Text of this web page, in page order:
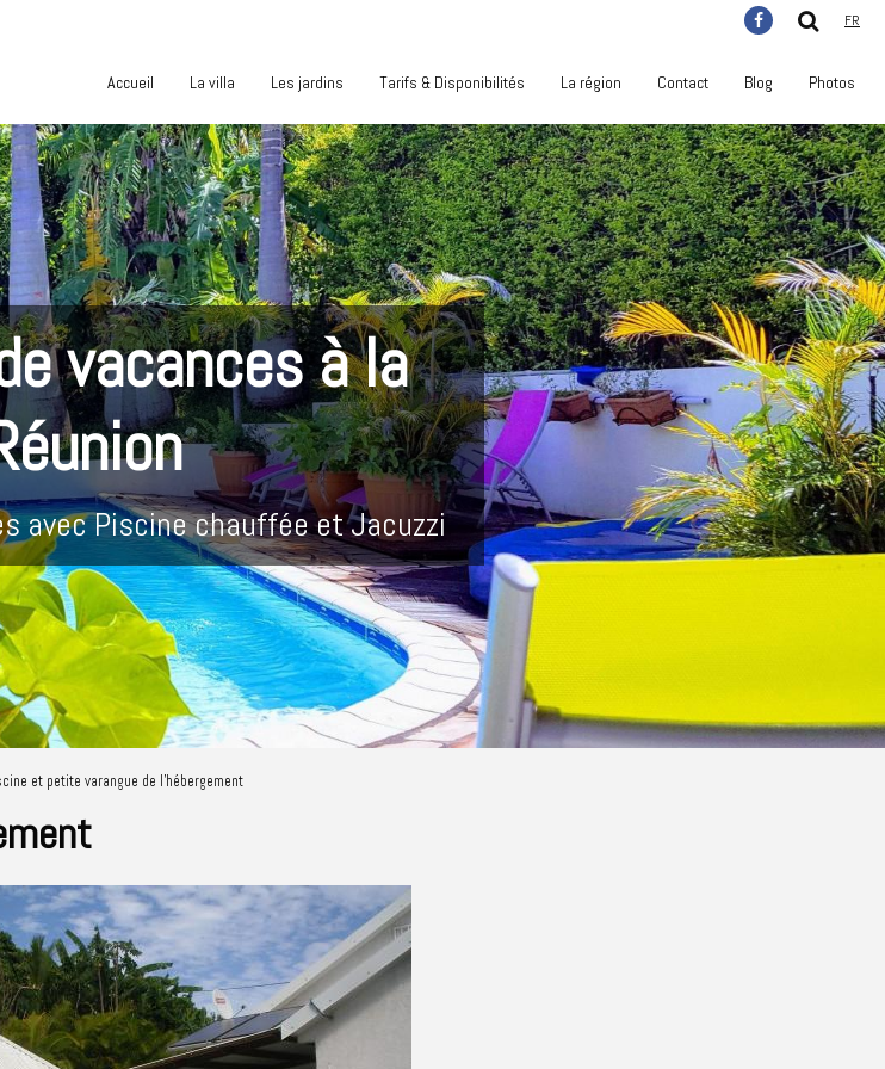
Accueil La villa Les jardins Tarifs & Disponibilités La région Contact Blog Photos
FR
vacances à la
avec Piscine chauffée et Jacuzzi
et petite varangue de l'hébergement